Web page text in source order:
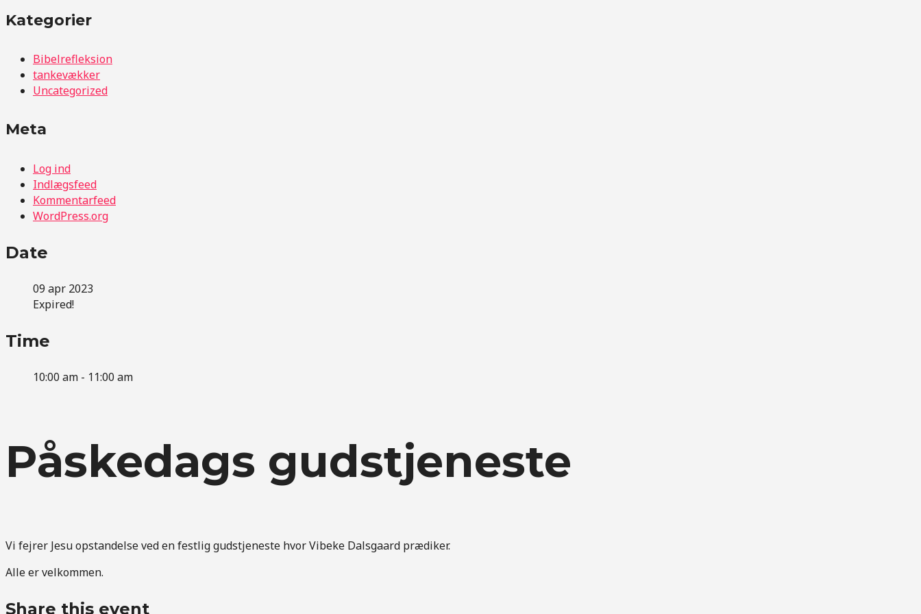
Kategorier
Bibelrefleksion
tankevækker
Uncategorized
Meta
Log ind
Indlægsfeed
Kommentarfeed
WordPress.org
Date
09 apr 2023
Expired!
Time
10:00 am - 11:00 am
Påskedags gudstjeneste
Vi fejrer Jesu opstandelse ved en festlig gudstjeneste hvor Vibeke Dalsgaard prædiker.
Alle er velkommen.
Share this event